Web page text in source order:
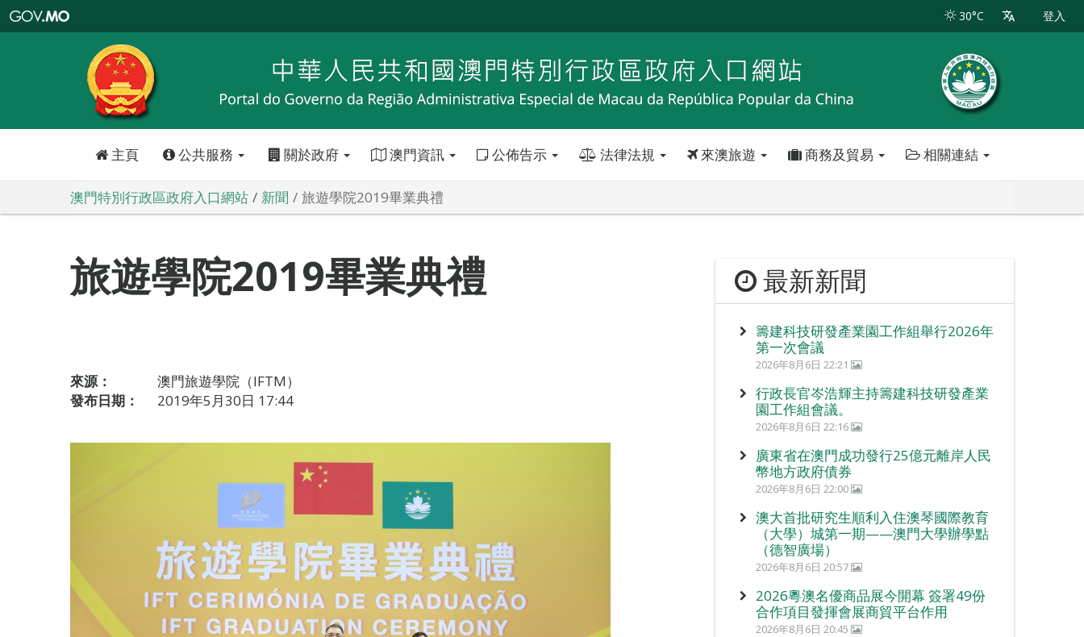
特
政
區
政
口
30°C 登入
主頁 公共服務 關於政府 澳門資訊 公佈告示 法律法規 來澳旅遊 商務及貿易 相關連結
澳門特別行政區政府入口網站 新聞 旅遊學院2019畢業典禮
旅遊學院2019畢業典禮
來源：
澳門旅遊學院（IFTM）
發布日期：
2019年5月30日 17:44
最新新聞
籌建科技研發產業園工作組舉行2026年
第一次會議
2026年8月6日 22:21
行政長官岑浩輝主持籌建科技研發產業
園工作組會議。
2026年8月6日 22:16
廣東省在澳門成功發行25億元離岸人民
幣地方政府債券
2026年8月6日 22:00
澳大首批研究生順利入住澳琴國際教育
（大學）城第一期——澳門大學辦學點
（德智廣場）
2026年8月6日 20:57
2026粵澳名優商品展今開幕 簽署49份
合作項目發揮會展商貿平台作用
2026年8月6日 20:45